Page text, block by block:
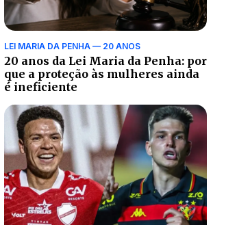
LEI MARIA DA PENHA — 20 ANOS
20 anos da Lei Maria da Penha: por
que a proteção às mulheres ainda
é ineficiente